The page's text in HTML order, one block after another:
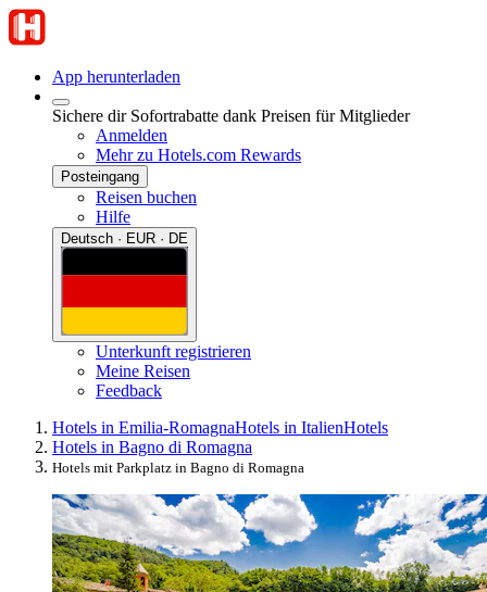
App herunterladen
Sichere dir Sofortrabatte dank Preisen für Mitglieder
Anmelden
Mehr zu Hotels.com Rewards
Posteingang
Reisen buchen
Hilfe
Deutsch · EUR · DE
Unterkunft registrieren
Meine Reisen
Feedback
Hotels in Emilia-RomagnaHotels in ItalienHotels
Hotels in Bagno di Romagna
Hotels mit Parkplatz in Bagno di Romagna